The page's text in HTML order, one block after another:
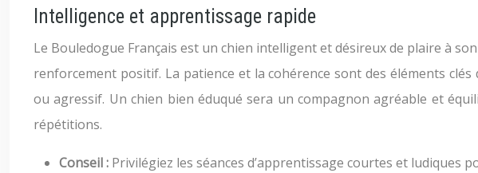
Intelligence et apprentissage rapide
Le Bouledogue Français est un chien intelligent et désireux de plaire à
renforcement positif. La patience et la cohérence sont des éléments
ou agressif. Un chien bien éduqué sera un compagnon agréable et
répétitions.
Conseil : Privilégiez les séances d’apprentissage courtes et ludiques